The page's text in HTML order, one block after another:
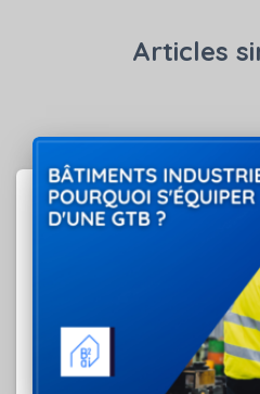
Articles